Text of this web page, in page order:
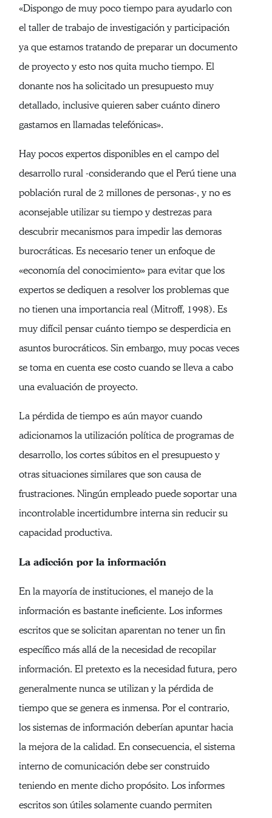
«Dispongo de muy poco tiempo para ayudarlo con
el taller de trabajo de investigación y participación
ya que estamos tratando de preparar un documento
de proyecto y esto nos quita mucho tiempo. El
donante nos ha solicitado un presupuesto muy
detallado, inclusive quieren saber cuánto dinero
gastamos en llamadas telefónicas».
Hay pocos expertos disponibles en el campo del
desarrollo rural -considerando que el Perú tiene una
población rural de 2 millones de personas-, y no es
aconsejable utilizar su tiempo y destrezas para
descubrir mecanismos para impedir las demoras
burocráticas. Es necesario tener un enfoque de
«economía del conocimiento» para evitar que los
expertos se dediquen a resolver los problemas que
no tienen una importancia real (Mitroff, 1998). Es
muy difícil pensar cuánto tiempo se desperdicia en
asuntos burocráticos. Sin embargo, muy pocas veces
se toma en cuenta ese costo cuando se lleva a cabo
una evaluación de proyecto.
La pérdida de tiempo es aún mayor cuando
adicionamos la utilización política de programas de
desarrollo, los cortes súbitos en el presupuesto y
otras situaciones similares que son causa de
frustraciones. Ningún empleado puede soportar una
incontrolable incertidumbre interna sin reducir su
capacidad productiva.
La adicción por la información
En la mayoría de instituciones, el manejo de la
información es bastante ineficiente. Los informes
escritos que se solicitan aparentan no tener un fin
específico más allá de la necesidad de recopilar
información. El pretexto es la necesidad futura, pero
generalmente nunca se utilizan y la pérdida de
tiempo que se genera es inmensa. Por el contrario,
los sistemas de información deberían apuntar hacia
la mejora de la calidad. En consecuencia, el sistema
interno de comunicación debe ser construido
teniendo en mente dicho propósito. Los informes
escritos son útiles solamente cuando permiten